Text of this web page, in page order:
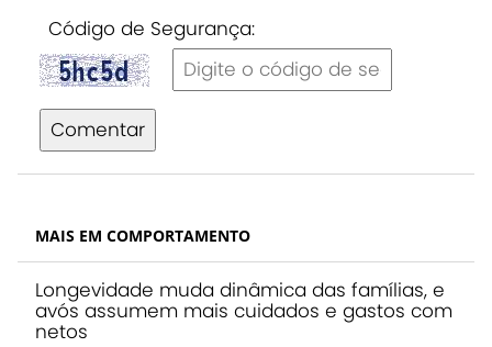
Código de Segurança:
Comentar
MAIS EM COMPORTAMENTO
Longevidade muda dinâmica das famílias, e
avós assumem mais cuidados e gastos com
netos